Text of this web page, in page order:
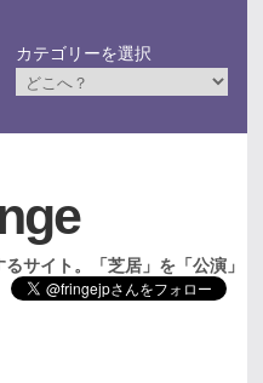
カテゴリーを選択
サイト。「芝居」を「公演」